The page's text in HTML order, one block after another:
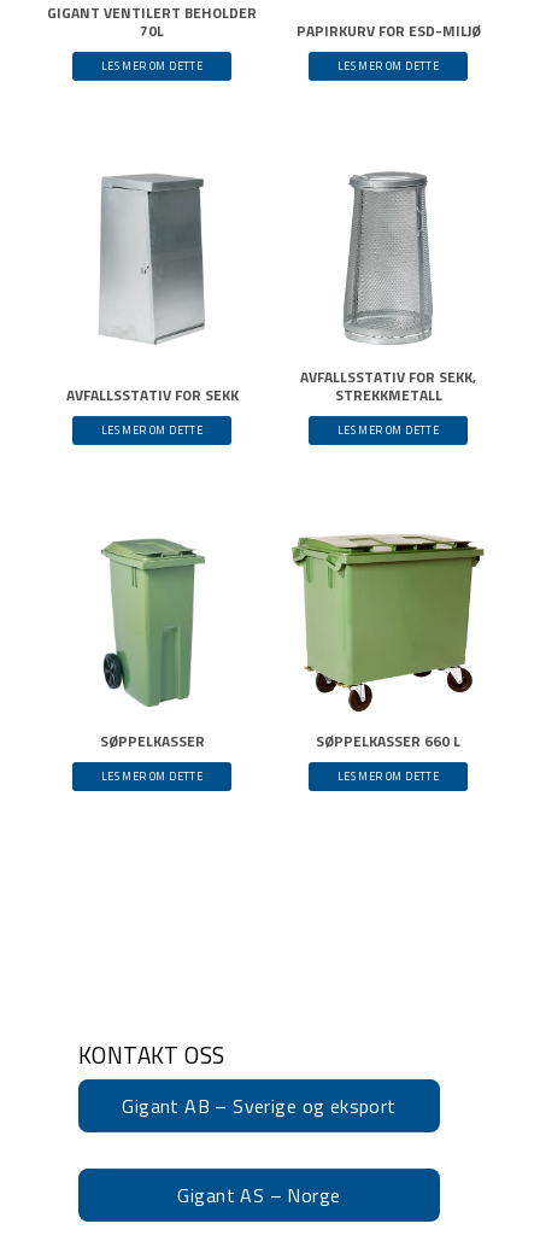
GIGANT VENTILERT BEHOLDER
70L
LES MER OM DETTE
PAPIRKURV FOR ESD-MILJØ
LES MER OM DETTE
AVFALLSSTATIV FOR SEKK
LES MER OM DETTE
AVFALLSSTATIV FOR SEKK,
STREKKMETALL
LES MER OM DETTE
SØPPELKASSER
LES MER OM DETTE
SØPPELKASSER 660 L
LES MER OM DETTE
KONTAKT OSS
Gigant AB – Sverige og eksport
Gigant AS – Norge